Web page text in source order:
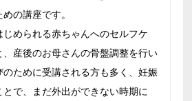
の講座です。
められる赤ちゃんへのセルフケ
、産後のお母さんの骨盤調整を行い
のために受講される方も多く、妊娠
で、まだ外出ができない時期に